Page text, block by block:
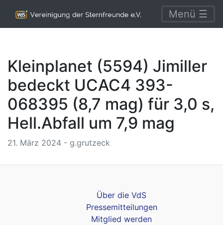
Menü ☰
Kleinplanet (5594) Jimiller
bedeckt UCAC4 393-
068395 (8,7 mag) für 3,0 s,
Hell.Abfall um 7,9 mag
21. März 2024 - g.grutzeck
Über die VdS
Pressemitteilungen
Mitglied werden